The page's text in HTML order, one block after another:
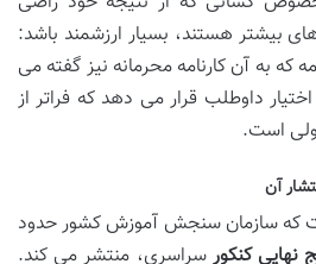
بیشتر هستند، بسیار ارزشمند باشد:
که به آن کارنامه محرمانه نیز گفته می
داوطلب قرار می دهد که فراتر از
است.
آن
که سازمان سنجش آموزش کشور حدود
نهایی کنکور سراسری، منتشر می کند.